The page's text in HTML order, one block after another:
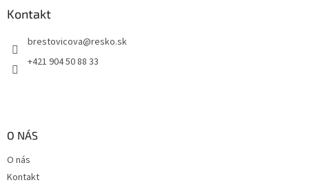
Kontakt
brestovicova@resko.sk
+421 904 50 88 33
O NÁS
O nás
Kontakt